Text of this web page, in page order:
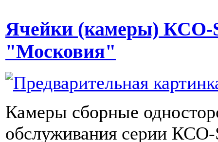
Ячейки (камеры) КСО-
"Московия"
Камеры сборные
обслуживания серии КСО-